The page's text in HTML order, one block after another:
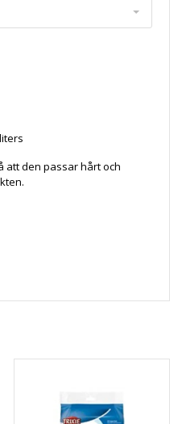
att den passar hårt och